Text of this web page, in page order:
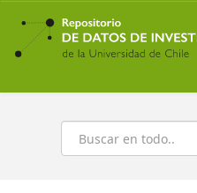
Ir
contenido
principal
Buscar